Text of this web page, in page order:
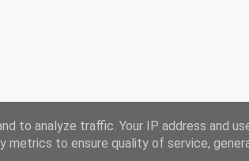
to analyze traffic. Your IP address and
metrics to ensure quality of service,